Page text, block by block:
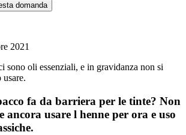
domanda
2021
sono oli essenziali, e in gravidanza non si
usare.
fa da barriera per le tinte? Non
ancora usare l henne per ora e uso